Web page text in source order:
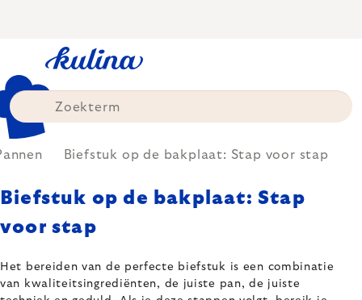
Biefstuk op de bakplaat: Stap voor stap
Biefstuk op de bakplaat: Stap
voor stap
Het bereiden van de perfecte biefstuk is een combinatie
van kwaliteitsingrediënten, de juiste pan, de juiste